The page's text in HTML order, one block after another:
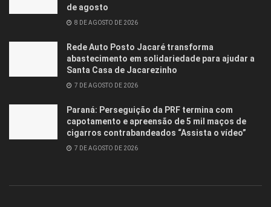
de agosto
8 DE AGOSTO DE 2026
Rede Auto Posto Jacaré transforma
abastecimento em solidariedade para ajudar a
Santa Casa de Jacarezinho
7 DE AGOSTO DE 2026
Paraná: Perseguição da PRF termina com
capotamento e apreensão de 5 mil maços de
cigarros contrabandeados “Assista o vídeo”
7 DE AGOSTO DE 2026